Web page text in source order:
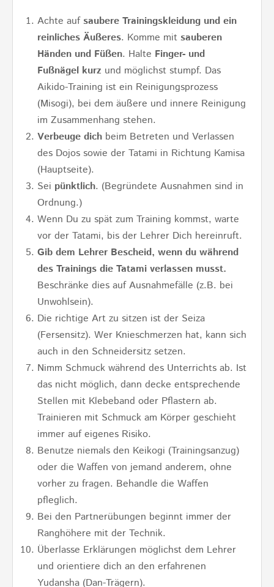
Achte aufsaubere Trainingskleidung und ein
reinliches Äußeres. Komme mit sauberen
Händen und Füßen. Halte Finger- und
Fußnägel kurz und möglichst stumpf. Das
Aikido-Training ist ein Reinigungsprozess
(Misogi), bei dem äußere und innere Reinigung
im Zusammenhang stehen.
Verbeuge dich beim Betreten und Verlassen
des Dojos sowie der Tatami in Richtung Kamisa
(Hauptseite).
Sei pünktlich. (Begründete Ausnahmen sind in
Ordnung.)
Wenn Du zu spät zum Training kommst, warte
vor der Tatami, bis der Lehrer Dich hereinruft.
Gib dem Lehrer Bescheid, wenn du während
des Trainings die Tatami verlassen musst.
Beschränke dies auf Ausnahmefälle (z.B. bei
Unwohlsein).
Die richtige Art zu sitzen ist der Seiza
(Fersensitz). Wer Knieschmerzen hat, kann sich
auch in den Schneidersitz setzen.
Nimm Schmuck während des Unterrichts ab. Ist
das nicht möglich, dann decke entsprechende
Stellen mit Klebeband oder Pflastern ab.
Trainieren mit Schmuck am Körper geschieht
immer auf eigenes Risiko.
Benutze niemals den Keikogi (Trainingsanzug)
oder die Waffen von jemand anderem, ohne
vorher zu fragen. Behandle die Waffen
pfleglich.
Bei den Partnerübungen beginnt immer der
Ranghöhere mit der Technik.
Überlasse Erklärungen möglichst dem Lehrer
und orientiere dich an den erfahrenen
Yudansha (Dan-Trägern).